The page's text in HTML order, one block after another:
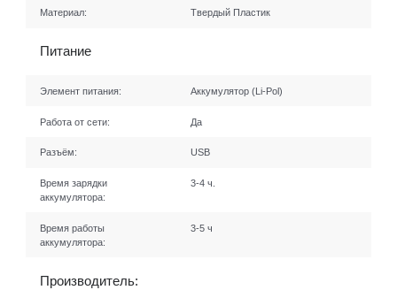
Материал: Твердый Пластик
Питание
Элемент питания: Аккумулятор (Li-Pol)
Работа от сети: Да
Разъём: USB
Время зарядки
аккумулятора:
3-4 ч.
Время работы
аккумулятора:
3-5 ч
Производитель: